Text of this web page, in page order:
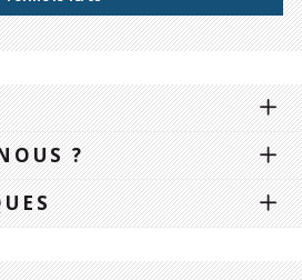
?